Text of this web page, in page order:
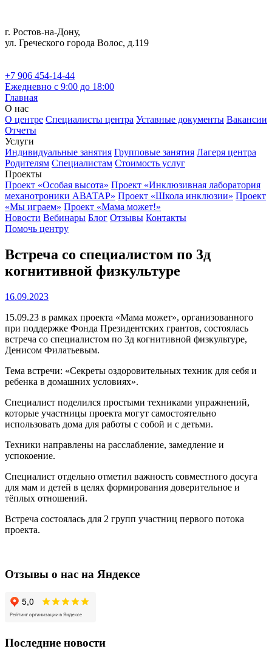
г. Ростов-на-Дону,
ул. Греческого города Волос, д.119
+7 906 454-14-44
Ежедневно с 9:00 до 18:00
Главная
О нас
О центре Специалисты центра Уставные документы Вакансии
Отчеты
Услуги
Индивидуальные занятия Групповые занятия Лагеря центра
Родителям Специалистам Стоимость услуг
Проекты
Проект «Особая высота» Проект «Инклюзивная лаборатория
механотроники АВАТАР» Проект «Школа инклюзии» Проект
«Мы играем» Проект «Мама может!»
Новости Вебинары Блог Отзывы Контакты
Помочь центру
Встреча со специалистом по 3д
когнитивной физкультуре
16.09.2023
15.09.23 в рамках проекта «Мама может», организованного
при поддержке Фонда Президентских грантов, состоялась
встреча со специалистом по 3д когнитивной физкультуре,
Денисом Филатьевым.
Тема встречи: «Секреты оздоровительных техник для себя и
ребенка в домашних условиях».
Специалист поделился простыми техниками упражнений,
которые участницы проекта могут самостоятельно
использовать дома для работы с собой и с детьми.
Техники направлены на расслабление, замедление и
успокоение.
Специалист отдельно отметил важность совместного досуга
для мам и детей в целях формирования доверительное и
тёплых отношений.
Встреча состоялась для 2 групп участниц первого потока
проекта.
Отзывы о нас на Яндексе
Последние новости